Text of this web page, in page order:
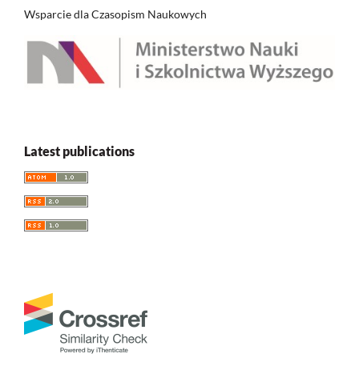
Wsparcie dla Czasopism Naukowych
Latest publications